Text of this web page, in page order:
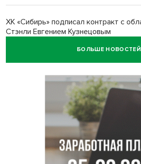
ХК «Сибирь» подписал контракт с
Стэнли Евгением Кузнецовым
БОЛЬШЕ НОВОСТЕЙ